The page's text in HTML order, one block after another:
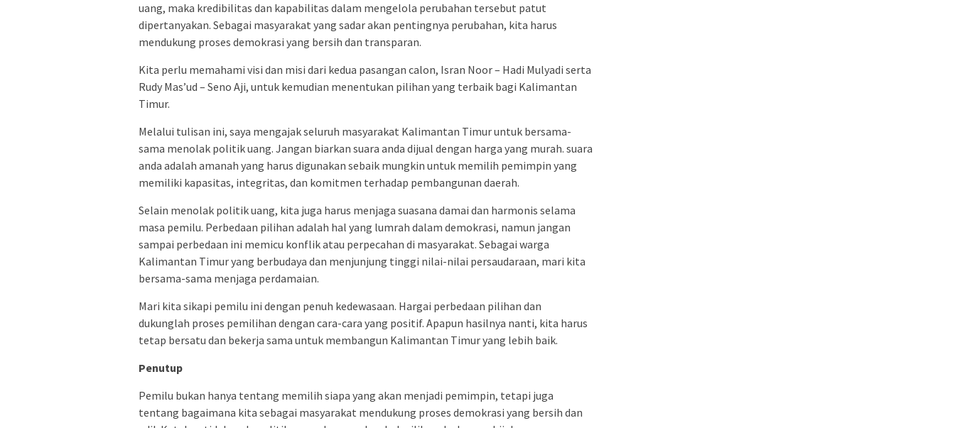
uang, maka kredibilitas dan kapabilitas dalam mengelola perubahan tersebut patut
dipertanyakan. Sebagai masyarakat yang sadar akan pentingnya perubahan, kita harus
mendukung proses demokrasi yang bersih dan transparan.
Kita perlu memahami visi dan misi dari kedua pasangan calon, Isran Noor – Hadi Mulyadi serta
Rudy Mas’ud – Seno Aji, untuk kemudian menentukan pilihan yang terbaik bagi Kalimantan
Timur.
Melalui tulisan ini, saya mengajak seluruh masyarakat Kalimantan Timur untuk bersama-
sama menolak politik uang. Jangan biarkan suara anda dijual dengan harga yang murah. suara
anda adalah amanah yang harus digunakan sebaik mungkin untuk memilih pemimpin yang
memiliki kapasitas, integritas, dan komitmen terhadap pembangunan daerah.
Selain menolak politik uang, kita juga harus menjaga suasana damai dan harmonis selama
masa pemilu. Perbedaan pilihan adalah hal yang lumrah dalam demokrasi, namun jangan
sampai perbedaan ini memicu konflik atau perpecahan di masyarakat. Sebagai warga
Kalimantan Timur yang berbudaya dan menjunjung tinggi nilai-nilai persaudaraan, mari kita
bersama-sama menjaga perdamaian.
Mari kita sikapi pemilu ini dengan penuh kedewasaan. Hargai perbedaan pilihan dan
dukunglah proses pemilihan dengan cara-cara yang positif. Apapun hasilnya nanti, kita harus
tetap bersatu dan bekerja sama untuk membangun Kalimantan Timur yang lebih baik.
Penutup
Pemilu bukan hanya tentang memilih siapa yang akan menjadi pemimpin, tetapi juga
tentang bagaimana kita sebagai masyarakat mendukung proses demokrasi yang bersih dan